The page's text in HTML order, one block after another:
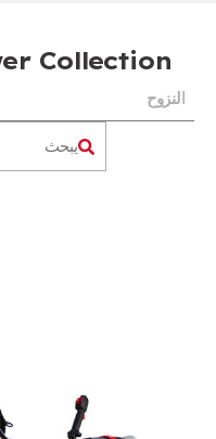
Collection